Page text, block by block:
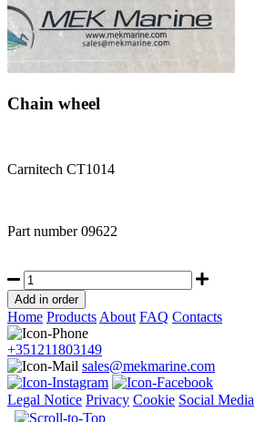
Chain wheel
Carnitech CT1014
Part number09622
Home ProductsAbout FAQ Contacts
+351211803149
sales@mekmarine.com
Legal Notice Privacy Cookie Social Media